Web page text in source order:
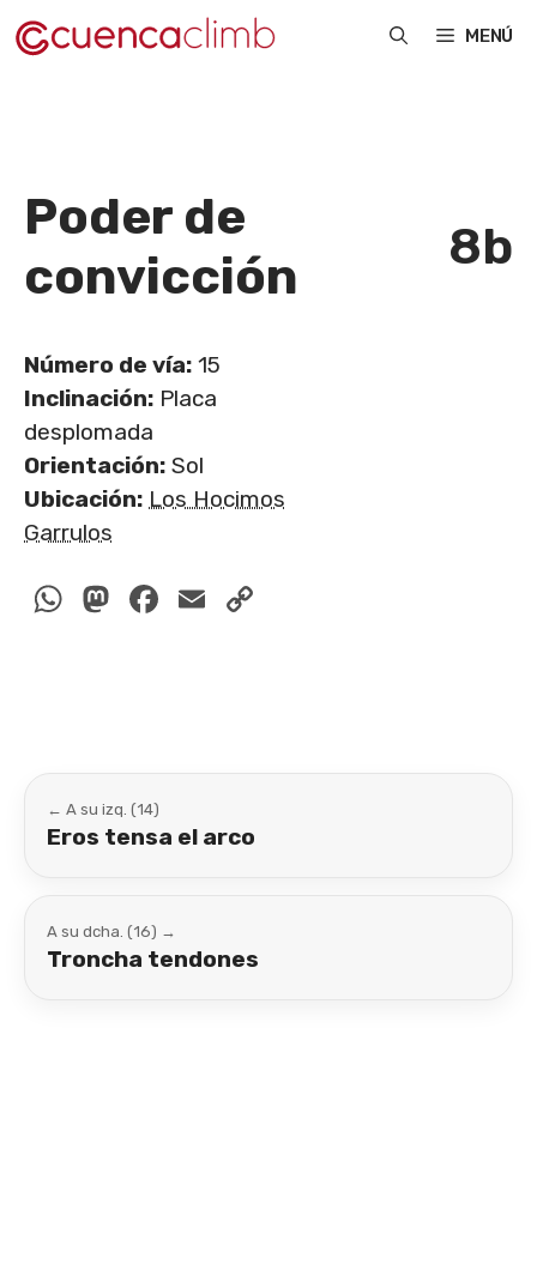
Saltar
al
MENÚ
Poder de
convicción
8b
Número de vía: 15
Inclinación: Placa
desplomada
Orientación: Sol
Ubicación: Los Hocimos
Garrulos
WhatsApp
Mastodon
Facebook
Email
← A su izq. (14)
Eros tensa el arco
A su dcha. (16) →
Troncha tendones